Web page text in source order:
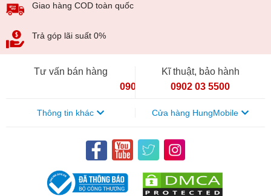
Giao hàng COD toàn quốc
Trả góp lãi suất 0%
Tư vấn bán hàng
090 154 8866
Kĩ thuật, bảo hành
0902 03 5500
Thông tin khác Cửa hàng HungMobile